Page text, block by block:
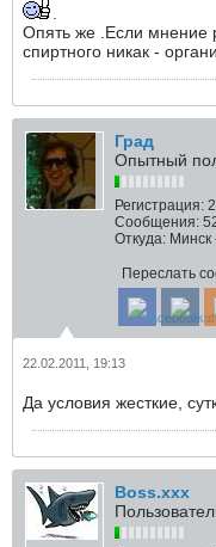
.
Опять же .Если мнение
спиртного никак -
Град
Опытный
Регистрация:
Сообщения:
Откуда: Минск
Переслать
22.02.2011, 19:13
Да условия жесткие,
Boss.xxx